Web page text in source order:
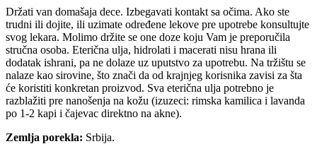
Držati van domašaja dece. Izbegavati kontakt sa očima. Ako ste
trudni ili dojite, ili uzimate određene lekove pre upotrebe konsultujte
svog lekara. Molimo držite se one doze koju Vam je preporučila
stručna osoba. Eterična ulja, hidrolati i macerati nisu hrana ili
dodatak ishrani, pa ne dolaze uz uputstvo za upotrebu. Na tržištu se
nalaze kao sirovine, što znači da od krajnjeg korisnika zavisi za šta
će koristiti konkretan proizvod. Sva eterična ulja potrebno je
razblažiti pre nanošenja na kožu (izuzeci: rimska kamilica i lavanda
po 1-2 kapi i čajevac direktno na akne).
Zemlja porekla: Srbija.